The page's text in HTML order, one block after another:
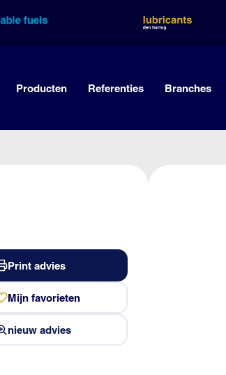
Producten Referenties Branches
Print advies
Mijn favorieten
nieuw advies